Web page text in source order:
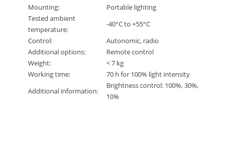
Mounting:
Portable lighting
Tested ambient
temperature:
-40°C to +55°C
Control:
Autonomic, radio
Additional options:
Remote control
Weight:
< 7 kg
Working time:
70 h for 100% light intensity
Additional information:
Brightness control: 100%, 30%,
10%